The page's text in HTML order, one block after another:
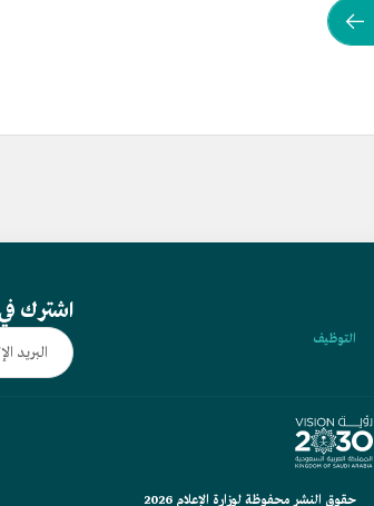
التوظيف
اشترك
حقوق النشر محفوظة لوزارة الإعلام 2026